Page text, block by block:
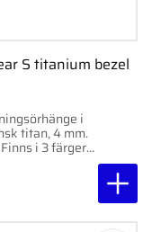
S titanium bezel
i
titan, 4 mm.
i 3 färger.